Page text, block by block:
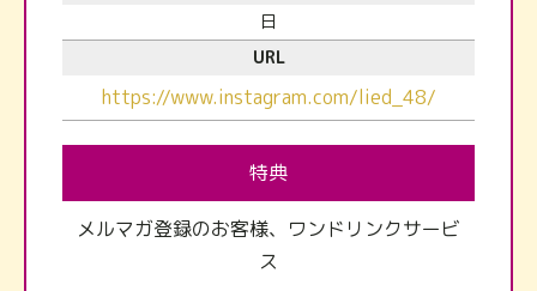
日
URL
https://www.instagram.com/lied_48/
特典
メルマガ登録のお客様、ワンドリンクサービ
ス